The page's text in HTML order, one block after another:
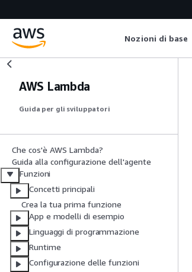
Nozioni di base
AWS Lambda
Guida per gli sviluppatori
Che cos'è AWS Lambda?
Guida alla configurazione dell'agente
Funzioni
Concetti principali
Crea la tua prima funzione
App e modelli di esempio
Linguaggi di programmazione
Runtime
Configurazione delle funzioni